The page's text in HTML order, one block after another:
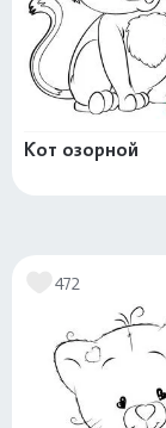
Кот озорной
472